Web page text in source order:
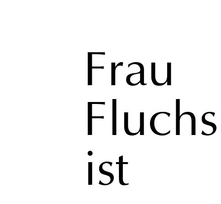
Frau
Fluchs
ist